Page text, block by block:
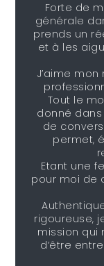
Forte de
générale
prends un
et à les
J’aime
Tout le
donné dans
de
permet,
Etant une
pour moi de
rigoureuse,
mission qui
d’être